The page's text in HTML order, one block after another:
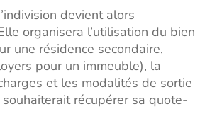
devient alors
organisera l’utilisation du bien
une résidence secondaire,
pour un immeuble), la
et les modalités de sortie
souhaiterait récupérer sa quote-